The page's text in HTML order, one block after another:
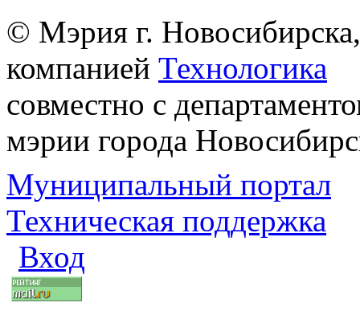
© Мэрия г.
компанией Технологика
совместно с
мэрии города
Муниципальный портал
Техническая поддержка
Вход